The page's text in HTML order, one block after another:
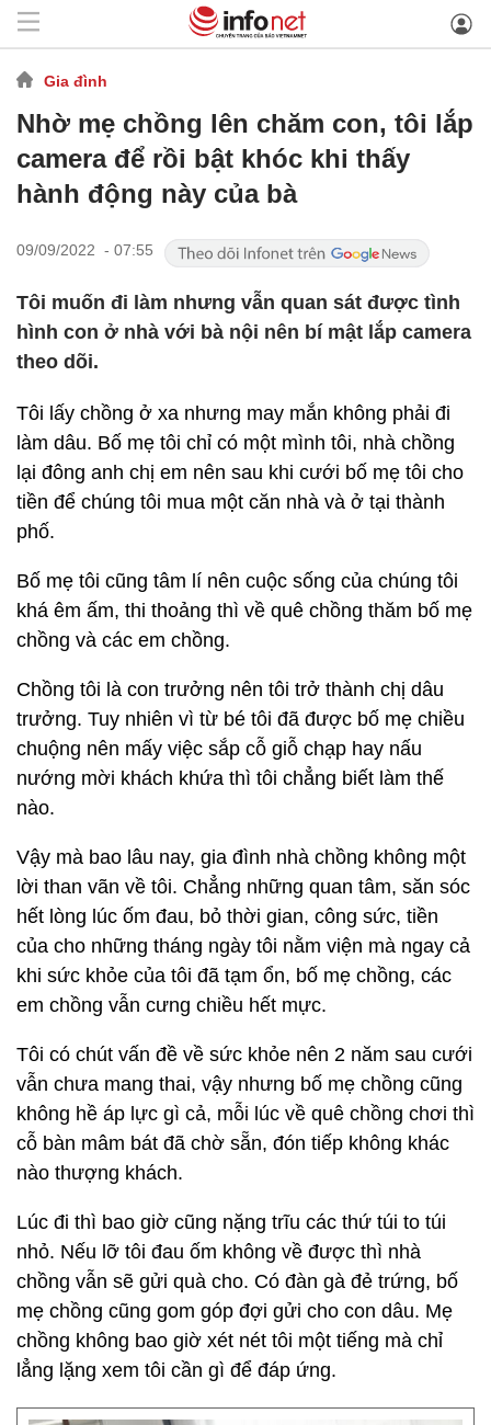
Gia đình
Nhờ mẹ chồng lên chăm con, tôi lắp
camera để rồi bật khóc khi thấy
hành động này của bà
09/09/2022 - 07:55
Tôi muốn đi làm nhưng vẫn quan sát được tình
hình con ở nhà với bà nội nên bí mật lắp camera
theo dõi.
Tôi lấy chồng ở xa nhưng may mắn không phải đi
làm dâu. Bố mẹ tôi chỉ có một mình tôi, nhà chồng
lại đông anh chị em nên sau khi cưới bố mẹ tôi cho
tiền để chúng tôi mua một căn nhà và ở tại thành
phố.
Bố mẹ tôi cũng tâm lí nên cuộc sống của chúng tôi
khá êm ấm, thi thoảng thì về quê chồng thăm bố mẹ
chồng và các em chồng.
Chồng tôi là con trưởng nên tôi trở thành chị dâu
trưởng. Tuy nhiên vì từ bé tôi đã được bố mẹ chiều
chuộng nên mấy việc sắp cỗ giỗ chạp hay nấu
nướng mời khách khứa thì tôi chẳng biết làm thế
nào.
Vậy mà bao lâu nay, gia đình nhà chồng không một
lời than vãn về tôi. Chẳng những quan tâm, săn sóc
hết lòng lúc ốm đau, bỏ thời gian, công sức, tiền
của cho những tháng ngày tôi nằm viện mà ngay cả
khi sức khỏe của tôi đã tạm ổn, bố mẹ chồng, các
em chồng vẫn cưng chiều hết mực.
Tôi có chút vấn đề về sức khỏe nên 2 năm sau cưới
vẫn chưa mang thai, vậy nhưng bố mẹ chồng cũng
không hề áp lực gì cả, mỗi lúc về quê chồng chơi thì
cỗ bàn mâm bát đã chờ sẵn, đón tiếp không khác
nào thượng khách.
Lúc đi thì bao giờ cũng nặng trĩu các thứ túi to túi
nhỏ. Nếu lỡ tôi đau ốm không về được thì nhà
chồng vẫn sẽ gửi quà cho. Có đàn gà đẻ trứng, bố
mẹ chồng cũng gom góp đợi gửi cho con dâu. Mẹ
chồng không bao giờ xét nét tôi một tiếng mà chỉ
lẳng lặng xem tôi cần gì để đáp ứng.